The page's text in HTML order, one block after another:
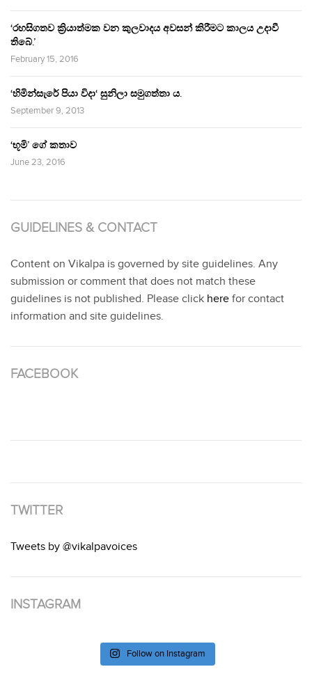
‘රහසිගතව ක්‍රියාත්මක වන කුලවාදය අවසන් කිරීමට කාලය උදාවී
තිබේ.’
February 15, 2016
‘හිමින්සැරේ පියා විදා‘ සුනිලා සමුගත්තා ය.
September 9, 2013
‘භූමි’ ගේ කතාව
June 23, 2016
GUIDELINES & CONTACT
Content on Vikalpa is governed by site guidelines. Any
submission or comment that does not match these
guidelines is not published. Please click here for contact
information and site guidelines.
FACEBOOK
TWITTER
Tweets by @vikalpavoices
INSTAGRAM
Follow on Instagram